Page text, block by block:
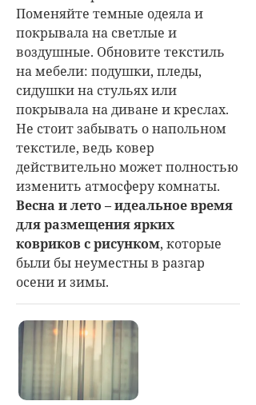
Поменяйте темные одеяла и
покрывала на светлые и
воздушные. Обновите текстиль
на мебели: подушки, пледы,
сидушки на стульях или
покрывала на диване и креслах.
Не стоит забывать о напольном
текстиле, ведь ковер
действительно может полностью
изменить атмосферу комнаты.
Весна и лето – идеальное время
для размещения ярких
ковриков с рисунком, которые
были бы неуместны в разгар
осени и зимы.